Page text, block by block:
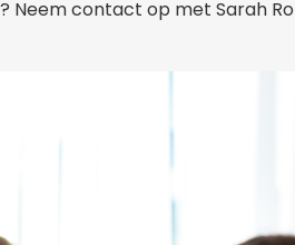
Neem contact op met Sarah